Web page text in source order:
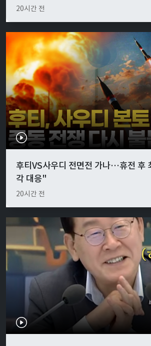
20시간 전
후티VS사우디 전면전 가나…휴전 후
각 대응"
20시간 전